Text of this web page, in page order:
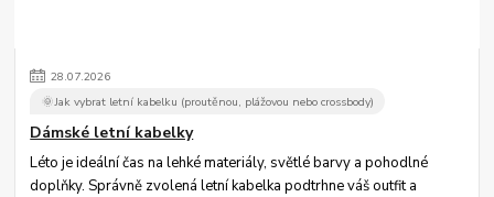
28.07.2026
🌞Jak vybrat letní kabelku (proutěnou, plážovou nebo crossbody)
Dámské letní kabelky
Léto je ideální čas na lehké materiály, světlé barvy a pohodlné
doplňky. Správně zvolená letní kabelka podtrhne váš outfit a